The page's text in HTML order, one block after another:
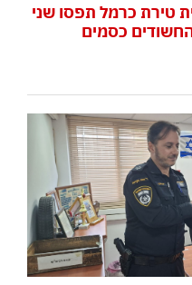
טירת כרמל תפסו שני
כסמים